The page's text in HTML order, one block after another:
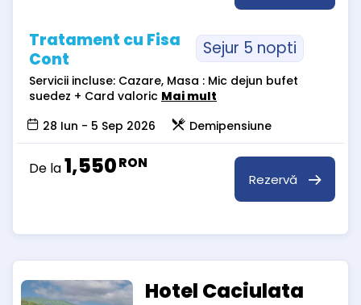
Tratament cu Fisa
Cont
Sejur 5 nopti
Servicii incluse: Cazare, Masa : Mic dejun bufet
suedez + Card valoric Mai mult
28 Iun - 5 Sep 2026
Demipensiune
De la1,550RON
Rezervă
Hotel Caciulata